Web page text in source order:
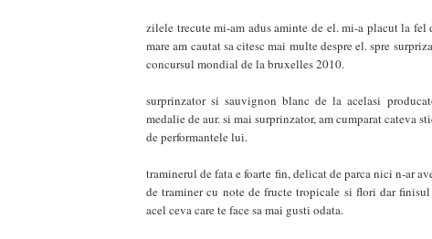
zilele trecute mi-am adus aminte de el. mi-a placut la
mare am cautat sa citesc mai multe despre el. spre
concursul mondial de la bruxelles 2010.
surprinzator si sauvignon blanc de la acelasi
medalie de aur. si mai surprinzator, am cumparat cateva
de performantele lui.
traminerul de fata e foarte fin, delicat de parca nici n-ar
de traminer cu note de fructe tropicale si flori dar finisul
acel ceva care te face sa mai gusti odata.